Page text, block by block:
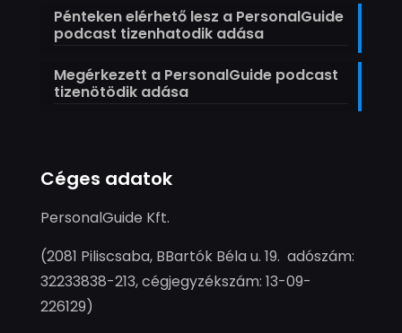
Pénteken elérhető lesz a PersonalGuide
podcast tizenhatodik adása
Megérkezett a PersonalGuide podcast
tizenötödik adása
Céges adatok
PersonalGuide Kft.
(2081 Piliscsaba, BBartók Béla u. 19. adószám:
32233838-213, cégjegyzékszám: 13-09-
226129)